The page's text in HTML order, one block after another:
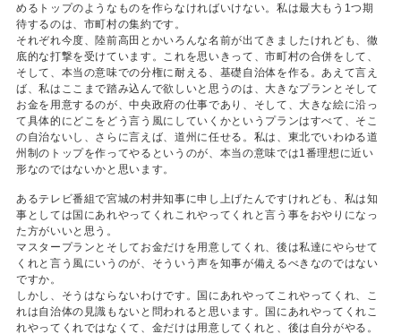
めるトップのようなものを作らなければいけない。私は最大もう1つ期
待するのは、市町村の集約です。
それぞれ今度、陸前高田とかいろんな名前が出てきましたけれども、徹
底的な打撃を受けています。これを思いきって、市町村の合併をして、
そして、本当の意味での分権に耐える、基礎自治体を作る。あえて言え
ば、私はここまで踏み込んで欲しいと思うのは、大きなプランとそして
お金を用意するのが、中央政府の仕事であり、そして、大きな絵に沿っ
て具体的にどこをどう言う風にしていくかというプランはすべて、そこ
の自治ないし、さらに言えば、道州に任せる。私は、東北でいわゆる道
州制のトップを作ってやるというのが、本当の意味では1番理想に近い
形なのではないかと思います。
あるテレビ番組で宮城の村井知事に申し上げたんですけれども、私は知
事としては国にあれやってくれこれやってくれと言う事をおやりになっ
た方がいいと思う。
マスタープランとそしてお金だけを用意してくれ、後は私達にやらせて
くれと言う風にいうのが、そういう声を知事が備えるべきなのではない
ですか。
しかし、そうはならないわけです。国にあれやってこれやってくれ、こ
れは自治体の見識もないと問われると思います。国にあれやってくれこ
れやってくれではなくて、金だけは用意してくれと、後は自分がやる。